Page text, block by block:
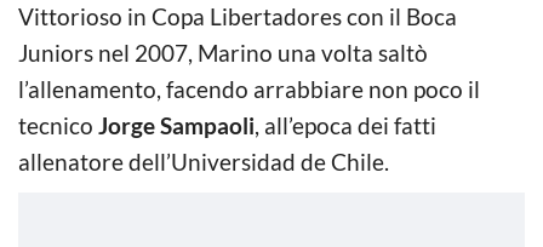
Vittorioso in Copa Libertadores con il Boca
Juniors nel 2007, Marino una volta saltò
l’allenamento, facendo arrabbiare non poco il
tecnico Jorge Sampaoli, all’epoca dei fatti
allenatore dell’Universidad de Chile.